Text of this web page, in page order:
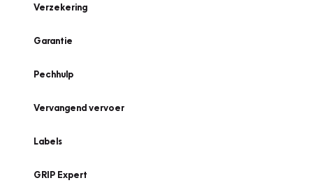
Verzekering
Garantie
Pechhulp
Vervangend vervoer
Labels
GRIP Expert